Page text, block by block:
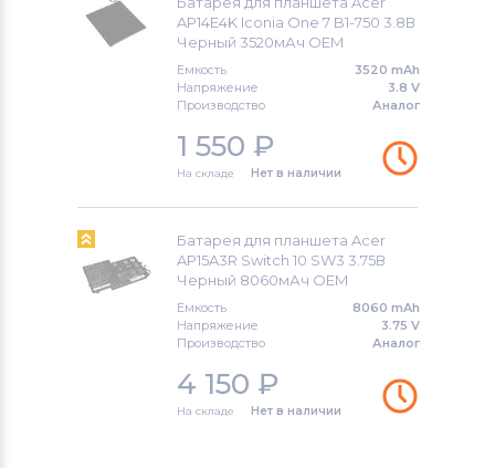
AP14E4K Iconia One 7 B1-750 3.8В
Черный 3520мАч OEM
Емкость
3520 mAh
Напряжение
3.8 V
Производство
Аналог
1 550 ₽
На складе Нет в наличии
Батарея для планшета Acer
AP15A3R Switch 10 SW3 3.75В
Черный 8060мАч OEM
Емкость
8060 mAh
Напряжение
3.75 V
Производство
Аналог
4 150 ₽
На складе Нет в наличии